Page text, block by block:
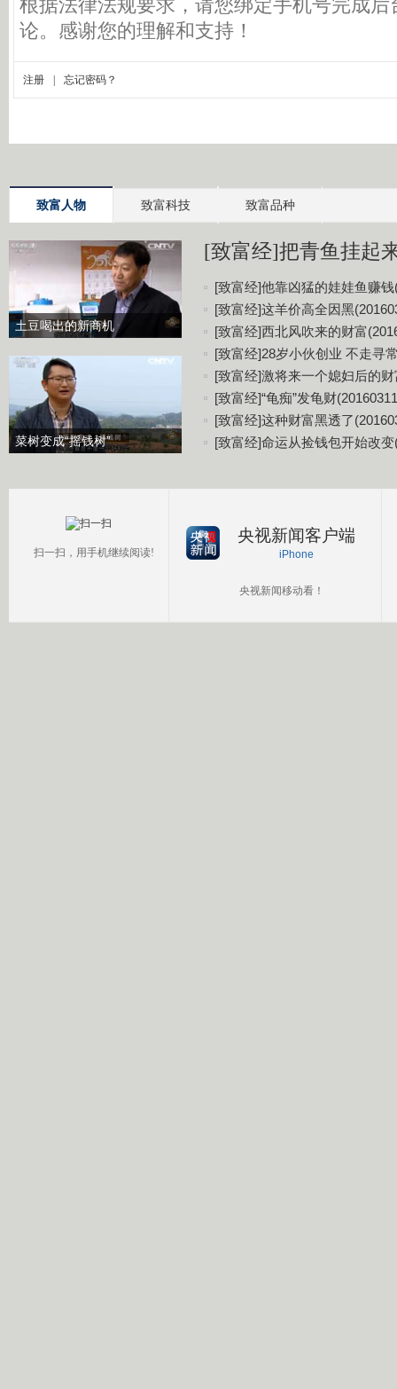
致富人物 致富科技 致富品种
土豆喝出的新商机
菜树变成“摇钱树”
[致富经]把青鱼挂起
[致富经]他靠凶猛的娃娃鱼赚钱
[致富经]这羊价高全因黑
[致富经]西北风吹来的财富
[致富经]28岁小伙创业 不走寻
[致富经]激将来一个媳妇后的
[致富经]“龟痴”发龟财
[致富经]这种财富黑透了
[致富经]命运从捡钱包开始改变
扫一扫，用手机继续阅读!
央视新闻客户端
iPhone
央视新闻移动看！